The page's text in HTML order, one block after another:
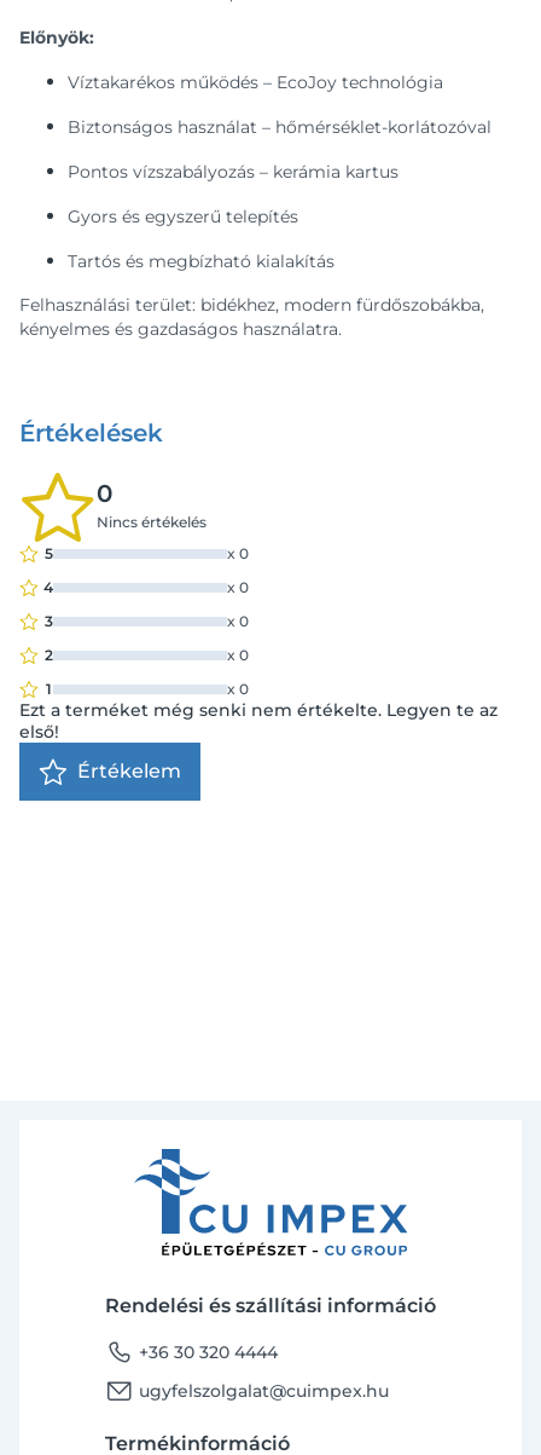
Előnyök:
Víztakarékos működés – EcoJoy technológia
Biztonságos használat – hőmérséklet-korlátozóval
Pontos vízszabályozás – kerámia kartus
Gyors és egyszerű telepítés
Tartós és megbízható kialakítás
Felhasználási terület: bidékhez, modern fürdőszobákba,
kényelmes és gazdaságos használatra.
Értékelések
0
Nincs értékelés
5
x 0
4
x 0
3
x 0
2
x 0
1
x 0
Ezt a terméket még senki nem értékelte. Legyen te az
első!
Értékelem
Rendelési és szállítási információ
phone +36 30 320 4444
email ugyfelszolgalat@cuimpex.hu
Termékinformáció